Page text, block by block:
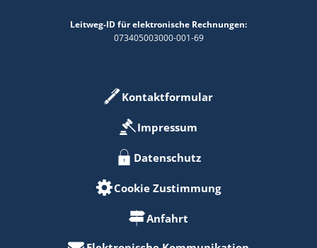
Leitweg-ID für elektronische Rechnungen:
073405003000-001-69
Kontaktformular
Impressum
Datenschutz
Cookie Zustimmung
Anfahrt